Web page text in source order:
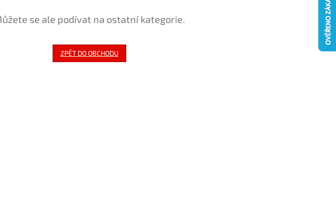
se ale podívat na ostatní kategorie.
ZPĚT DO OBCHODU